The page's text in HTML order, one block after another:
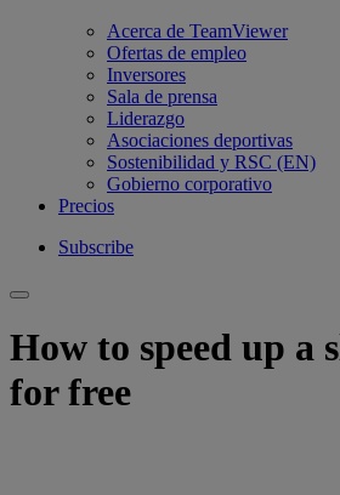
Acerca de TeamViewer
Ofertas de empleo
Inversores
Sala de prensa
Liderazgo
Asociaciones deportivas
Sostenibilidad y RSC (EN)
Gobierno corporativo
Precios
Subscribe
How to speed up a
for free